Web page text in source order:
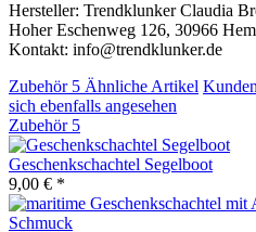
Hersteller: Trendklunker Claudia
Hoher Eschenweg 126, 30966
Kontakt: info@trendklunker.de
Zubehör 5 Ähnliche Artikel
sich ebenfalls angesehen
Zubehör 5
Geschenkschachtel Segelboot
9,00 € *